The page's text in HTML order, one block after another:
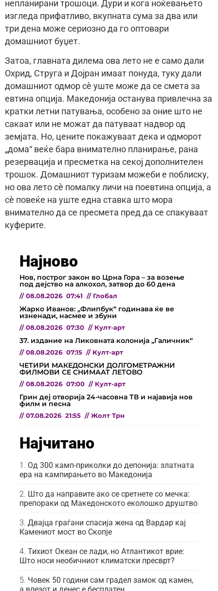
непланирани трошоци. Дури и кога ноќевањето
изгледа прифатливо, вкупната сума за два или
три дена може сериозно да го оптовари
домашниот буџет.
Затоа, главната дилема ова лето не е само дали
Охрид, Струга и Дојран имаат понуда, туку дали
домашниот одмор сè уште може да се смета за
евтина опција. Македонија останува привлечна за
кратки летни патувања, особено за оние што не
сакаат или не можат да патуваат надвор од
земјата. Но, цените покажуваат дека и одморот
„дома“ веќе бара внимателно планирање, рана
резервација и пресметка на секој дополнителен
трошок. Домашниот туризам можеби е поблиску,
но ова лето сè помалку личи на поевтина опција, а
сè повеќе на уште една ставка што мора
внимателно да се пресмета пред да се спакуваат
куферите.
Најново
Нов, построг закон во Црна Гора – за возење
под дејство на алкохол, затвор до 60 дена
// 08.08.2026 07:41 // Глобал
Жарко Иванов: „Флипбук“ годинава ќе ве
изненади, насмее и збуни
// 08.08.2026 07:30 // Култ-арт
37. издание на Ликовната колонија „Галичник“
// 08.08.2026 07:15 // Култ-арт
ЧЕТИРИ МАКЕДОНСКИ ДОЛГОМЕТРАЖНИ
ФИЛМОВИ СЕ СНИМААТ ЛЕТОВО
// 08.08.2026 07:00 // Култ-арт
Грин деј отворија 24-часовна ТВ и најавија нов
филм и песна
// 07.08.2026 21:55 // Жолт Трн
Најчитано
Од 300 камп-приколки до депонија: златната
ера на кампирањето во Македонија
Што да направите ако се сретнете со мечка:
препораки од Македонското еколошко друштво
Двајца граѓани спасија жена од Вардар кај
Камениот мост во Скопје
Тихиот Океан се лади, но Атлантикот врие:
Што носи необичниот климатски пресврт?
Човек 50 години сам градел замок од камен,
а влезот и денес е бесплатен